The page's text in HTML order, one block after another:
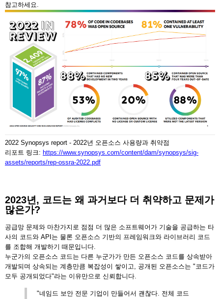
참고하세요.
2022 Synopsys report - 2022년 오픈소스 사용량과 취약점
리포트 링크: https://www.synopsys.com/content/dam/synopsys/sig-
assets/reports/rep-ossra-2022.pdf
2023년, 코드는 왜 과거보다 더 취약하고 문제가
많은가?
공급망 문제와 마찬가지로 점점 더 많은 소프트웨어가 기술을 공급하는 타
사의 코드와 API는 물론 오픈소스 기반의 프레임워크와 라이브러리 코드
를 조합해 개발하기 때문입니다.
누군가의 오픈소스 코드는 다른 누군가가 만든 오픈소스 코드를 상속받아
개발되며 상속되는 계층만큼 복잡성이 쌓이고, 공개된 오픈소스는 "코드가
모두 공개되었다"라는 이유만으로 신뢰합니다.
"네임드 보안 전문 기업이 만들어서 괜찮다. 전체 코드